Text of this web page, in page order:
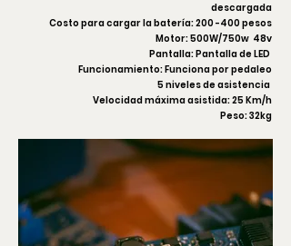
descargada
Costo para cargar la batería: 200 -400 pesos
Motor: 500W/750w 48v
Pantalla: Pantalla de LED
Funcionamiento: Funciona por pedaleo
5 niveles de asistencia
Velocidad máxima asistida: 25 Km/h
Peso: 32kg